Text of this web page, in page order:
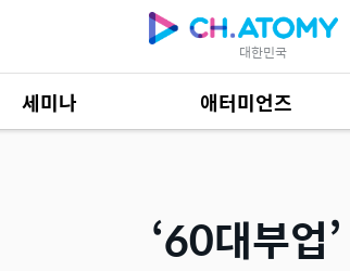
대한민국
세미나 애터미언즈
60대부업